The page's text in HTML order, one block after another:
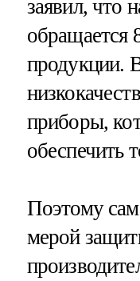
заявил, что
обращается
продукции.
приборы,
обеспечить
Поэтому
мерой